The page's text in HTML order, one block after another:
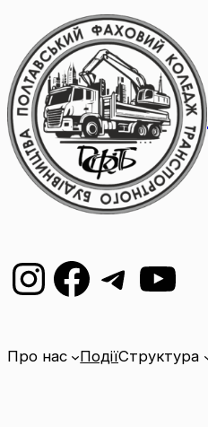
Про нас ПодіїСтруктура